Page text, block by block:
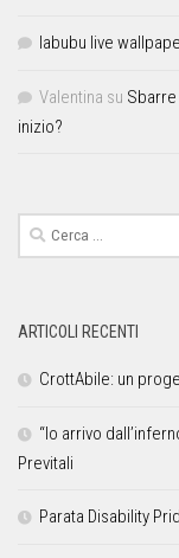
labubu live
Valentina su
inizio?
ARTICOLI RECENTI
CrottAbile: un
“Io arrivo
Previtali
Parata Disability